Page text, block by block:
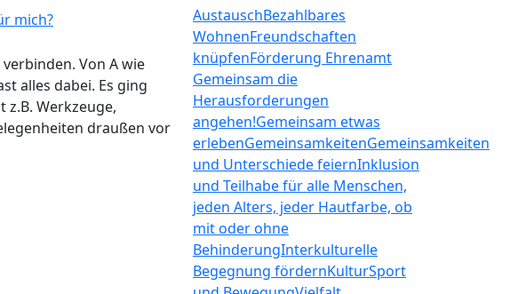
Von A wie
alles dabei. Es ging
z.B. Werkzeuge,
draußen vor
AustauschBezahlbares
WohnenFreundschaften
knüpfenFörderung Ehrenamt
Gemeinsam die
Herausforderungen
angehen!Gemeinsam etwas
erlebenGemeinsamkeitenGemeinsamkeiten
und Unterschiede feiernInklusion
und Teilhabe für alle Menschen,
jeden Alters, jeder Hautfarbe, ob
mit oder ohne
BehinderungInterkulturelle
Begegnung fördernKulturSport